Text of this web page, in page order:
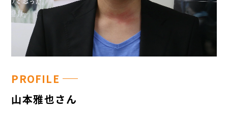
お問い合わせ
PROFILE
山本雅也さん